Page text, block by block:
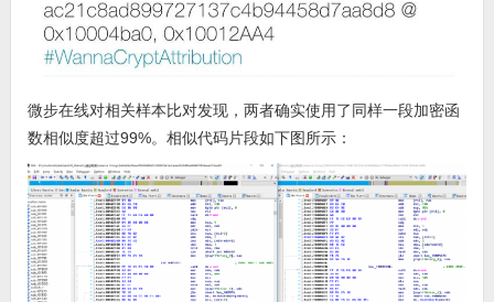
微步在线对相关样本比对发现，两者确实使用了同样一段加密函
数相似度超过99%。相似代码片段如下图所示：